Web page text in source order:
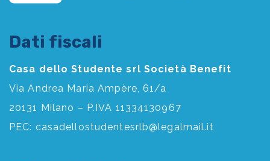
Dati fiscali
Casa dello Studente srl Società Benefit
Via Andrea Maria Ampère, 61/a
20131 Milano – P.IVA 11334130967
PEC: casadellostudentesrlb@legalmail.it